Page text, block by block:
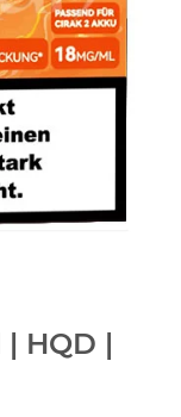
HQD |